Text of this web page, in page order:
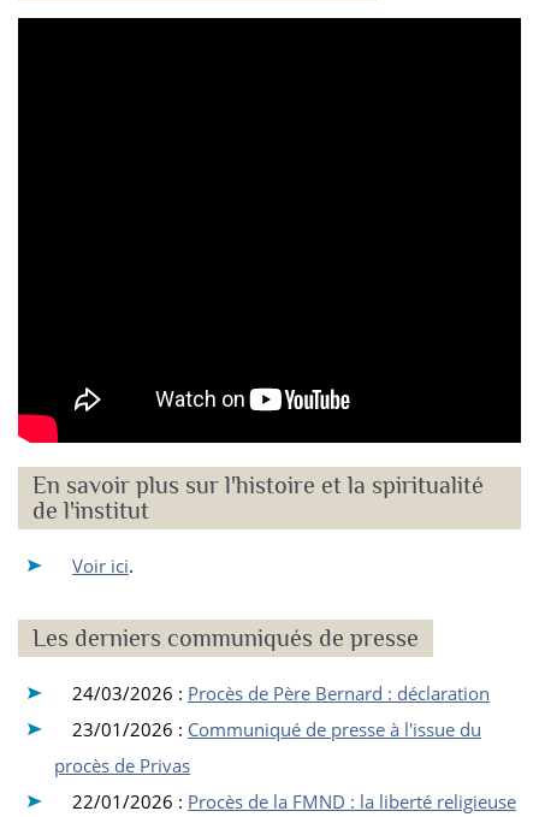
En savoir plus sur l'histoire et la spiritualité
de l'institut
Voir ici.
Les derniers communiqués de presse
24/03/2026 : Procès de Père Bernard : déclaration
23/01/2026 : Communiqué de presse à l'issue du
procès de Privas
22/01/2026 : Procès de la FMND : la liberté religieuse